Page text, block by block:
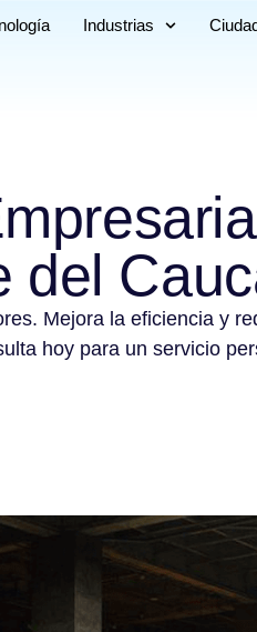
Industrias
del
Mejora la eficiencia y
hoy para un servicio